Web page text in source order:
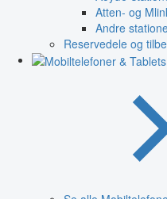
Atten- og
Andre
Reservedele og